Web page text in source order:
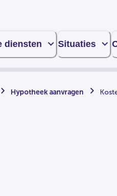
diensten Situaties
Hypotheek aanvragen